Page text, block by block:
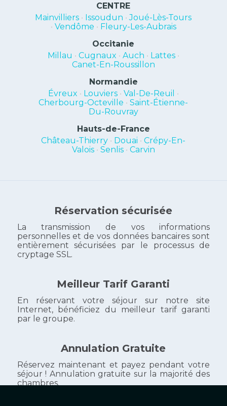
CENTRE
Mainvilliers • Issoudun •Joué-Lès-Tours
• Vendôme • Fleury-Les-Aubrais
Occitanie
Millau • Cugnaux • Auch • Lattes•
Canet-En-Roussillon
Normandie
Évreux • Louviers• Val-De-Reuil •
Cherbourg-Octeville •Saint-Étienne-
Du-Rouvray
Hauts-de-France
Château-Thierry • Douai •Crépy-En-
Valois• Senlis• Carvin
Réservation sécurisée
La transmission de vos informations
personnelles et de vos données bancaires sont
entièrement sécurisées par le processus de
cryptage SSL.
Meilleur Tarif Garanti
En réservant votre séjour sur notre site
Internet, bénéficiez du meilleur tarif garanti
par le groupe.
Annulation Gratuite
Réservez maintenant et payez pendant votre
séjour ! Annulation gratuite sur la majorité des
chambres.